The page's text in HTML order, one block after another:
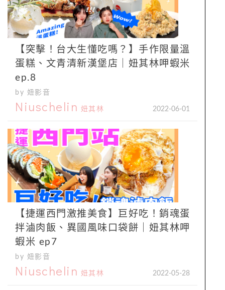
【突擊！台大生懂吃嗎？】手作限量溫
蛋糕、文青清新漢堡店｜妞其林呷蝦米
ep.8
by 妞影音
Niuschelin 妞其林 2022-06-01
【捷運西門激推美食】巨好吃！銷魂蛋
拌滷肉飯、異國風味口袋餅｜妞其林呷
蝦米 ep7
by 妞影音
Niuschelin 妞其林 2022-05-28